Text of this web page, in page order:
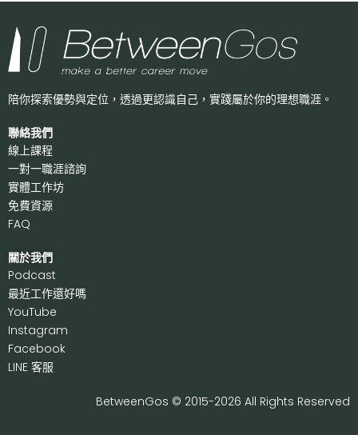
陪你探索優勢與定位，透過更認識自己， 實踐屬於你的理想職涯。
聯絡我們
線上課程
一對一職涯諮詢
實體工作坊
免費資源
FAQ
關於我們
Podcast
最近工作還好嗎
YouTube
Instagram
Facebook
LINE 客服
BetweenGos © 2015-2026 All Rights Reserved